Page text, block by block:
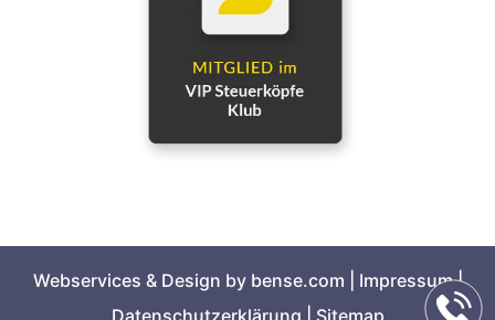
Webservices & Design by bense.com | Impressum|
Datenschutzerklärung
Sitemap